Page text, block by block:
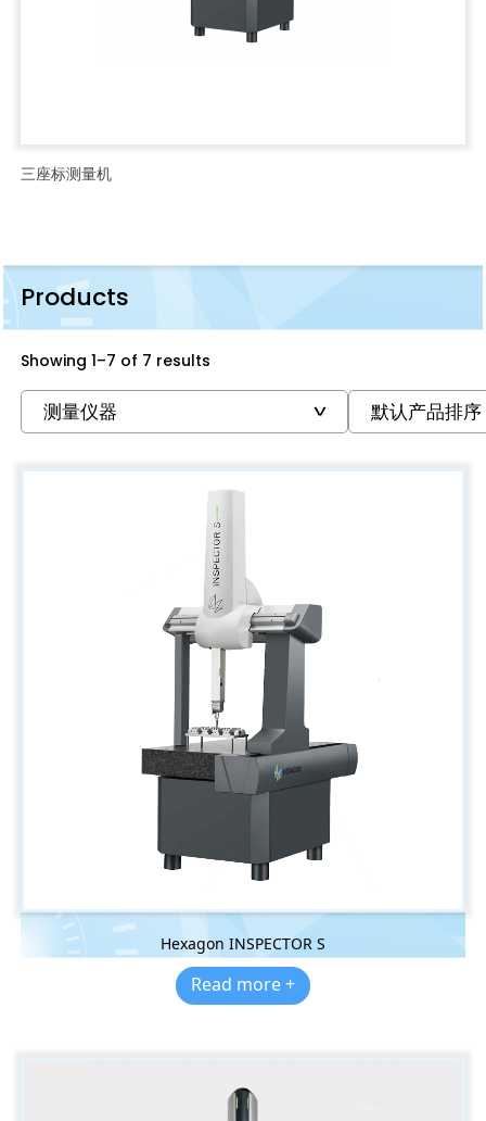
三座标测量机
Products
Showing 1–7 of 7 results
Hexagon INSPECTOR S
Read more +